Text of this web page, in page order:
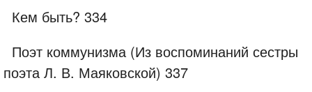
Кем быть? 334
Поэт коммунизма (Из воспоминаний сестры
поэта Л. В. Маяковской) 337